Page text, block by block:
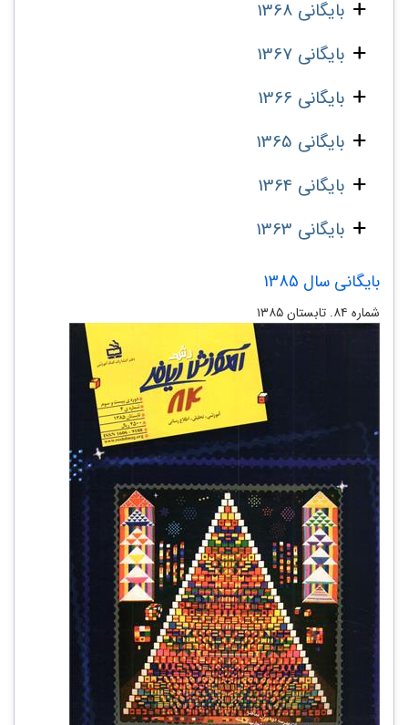
بایگانی 1368
بایگانی 1367
بایگانی 1366
بایگانی 1365
بایگانی 1364
بایگانی 1363
بایگانی سال 1385
شماره ۸۴. تابستان ۱۳۸۵